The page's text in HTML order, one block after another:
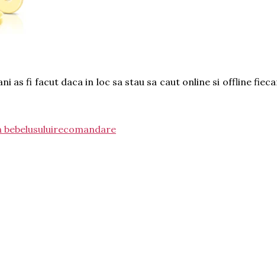
as fi facut daca in loc sa stau sa caut online si offline
recomandare